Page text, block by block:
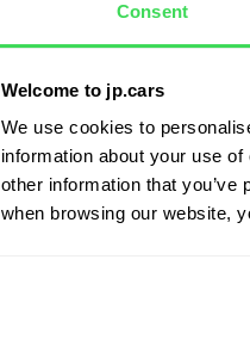
Consent
Welcome to jp.cars
We use cookies to
information about your use
other information that
when browsing our website,